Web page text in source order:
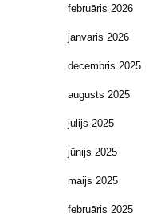
februāris 2026
janvāris 2026
decembris 2025
augusts 2025
jūlijs 2025
jūnijs 2025
maijs 2025
februāris 2025